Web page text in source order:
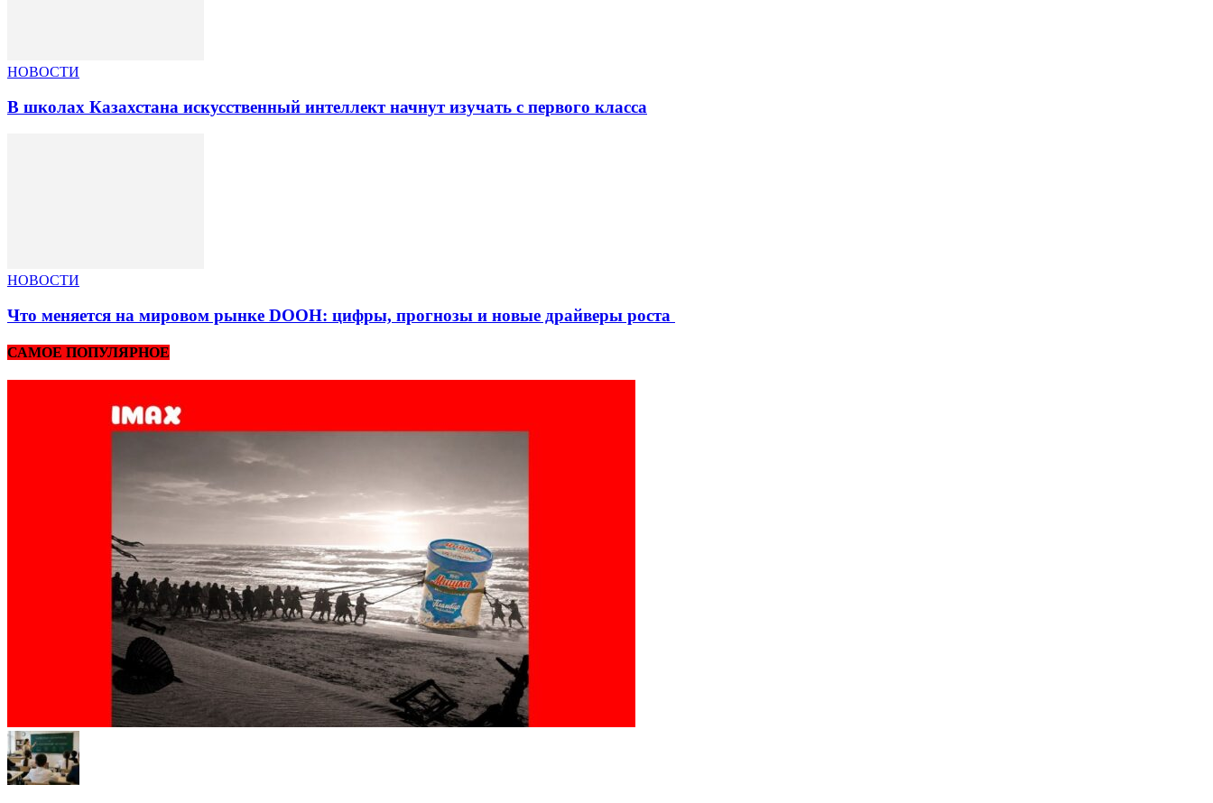
НОВОСТИ
В школах Казахстана искусственный интеллект начнут изучать с первого класса
НОВОСТИ
Что меняется на мировом рынке DOOH: цифры, прогнозы и новые драйверы роста
САМОЕ ПОПУЛЯРНОЕ